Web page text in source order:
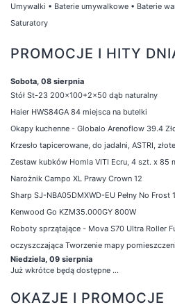
Umywalki • Baterie umywalkowe • Baterie
Saturatory
PROMOCJE I HITY
Sobota, 08 sierpnia
Stół St-23 200x100+2x50 dąb naturalny
Haier HWS84GA 84 miejsca na butelki
Okapy kuchenne - Globalo Arenoflow 39.4
Krzesło tapicerowane, do jadalni, ASTRI,
Zestaw kubków Homla VITI Ecru, 4 szt. x 85
Narożnik Campo XL Prawy Crown 12
Sharp SJ-NBA05DMXWD-EU Pełny No
Kenwood Go KZM35.000GY 800W
Roboty sprzątające - Mova S70 Ultra Roller
oczyszczająca Tworzenie mapy
Niedziela, 09 sierpnia
Już wkrótce będą dostępne ...
OKAZJE I PROMOCJE